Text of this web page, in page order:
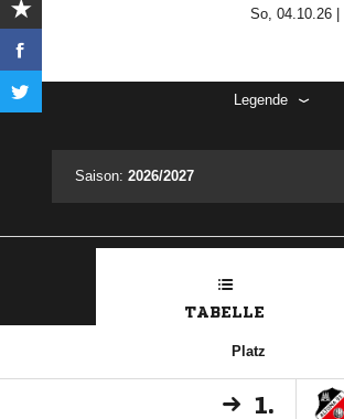
So, 04.10.26 |
Legende
Saison: 2026/2027
TABELLE
Platz
1.